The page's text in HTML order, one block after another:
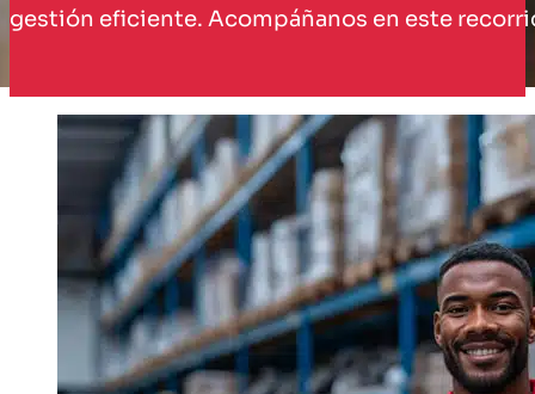
gestión eficiente. Acompáñanos en este